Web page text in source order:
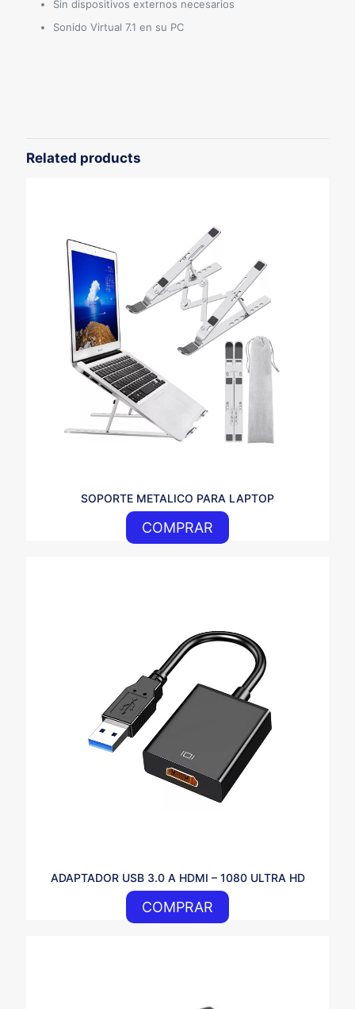
Sin dispositivos externos necesarios
Sonido Virtual 7.1 en su PC
navegador para la próxima vez que comente.
Related products
SOPORTE METALICO PARA LAPTOP
COMPRAR
ADAPTADOR USB 3.0 A HDMI – 1080 ULTRA HD
COMPRAR